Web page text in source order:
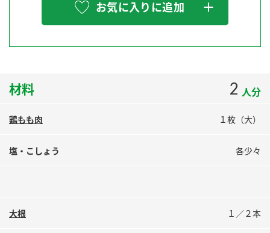
Fibee
スペシャルサイト
ぽん酢サワー
鍋奉行マニュアル
ミツカンのCM
各部門が大切にしていること
お問い合わせ
お気に入りに追加
材料 2 人分
鶏もも肉 １枚（大）
塩・こしょう 各少々
大根 １／２本